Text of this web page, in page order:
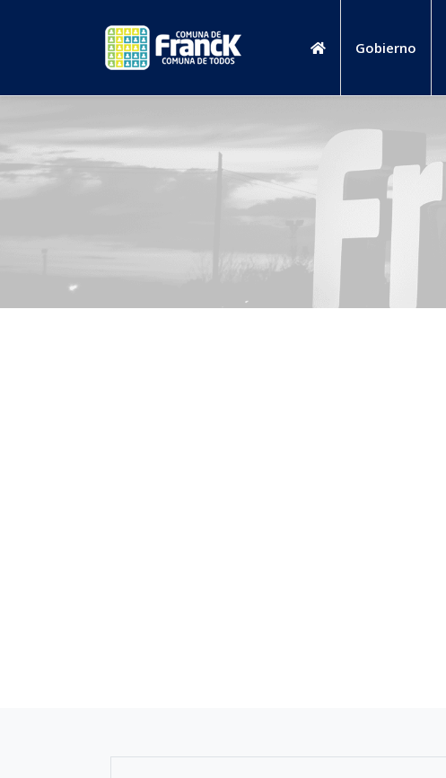
Gobierno